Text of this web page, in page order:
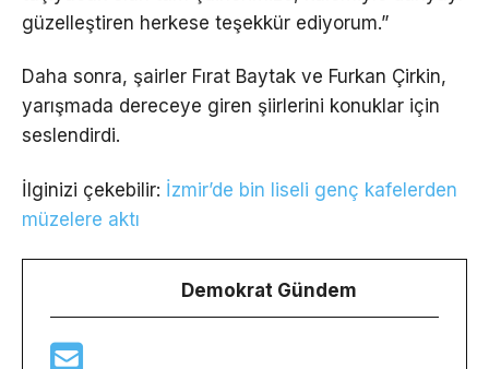
güzelleştiren herkese teşekkür ediyorum.”
Daha sonra, şairler Fırat Baytak ve Furkan Çirkin,
yarışmada dereceye giren şiirlerini konuklar için
seslendirdi.
İlginizi çekebilir: İzmir’de bin liseli genç kafelerden
müzelere aktı
Demokrat Gündem